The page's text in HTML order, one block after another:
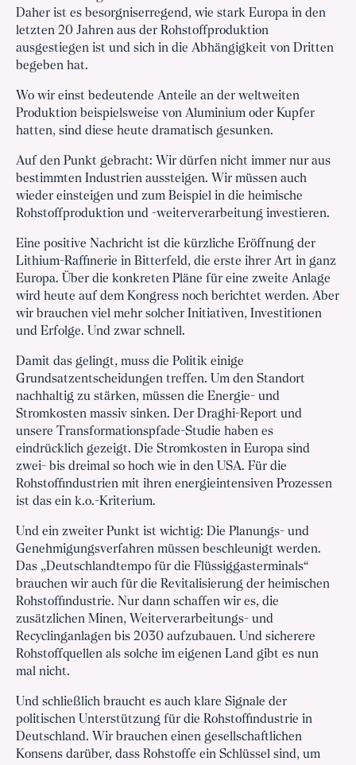
Daher ist es besorgniserregend, wie stark Europa in den
letzten 20 Jahren aus der Rohstoffproduktion
ausgestiegen ist und sich in die Abhängigkeit von Dritten
begeben hat.
Wo wir einst bedeutende Anteile an der weltweiten
Produktion beispielsweise von Aluminium oder Kupfer
hatten, sind diese heute dramatisch gesunken.
Auf den Punkt gebracht: Wir dürfen nicht immer nur aus
bestimmten Industrien aussteigen. Wir müssen auch
wieder einsteigen und zum Beispiel in die heimische
Rohstoffproduktion und -weiterverarbeitung investieren.
Eine positive Nachricht ist die kürzliche Eröffnung der
Lithium-Raffinerie in Bitterfeld, die erste ihrer Art in ganz
Europa. Über die konkreten Pläne für eine zweite Anlage
wird heute auf dem Kongress noch berichtet werden. Aber
wir brauchen viel mehr solcher Initiativen, Investitionen
und Erfolge. Und zwar schnell.
Damit das gelingt, muss die Politik einige
Grundsatzentscheidungen treffen. Um den Standort
nachhaltig zu stärken, müssen die Energie- und
Stromkosten massiv sinken. Der Draghi-Report und
unsere Transformationspfade-Studie haben es
eindrücklich gezeigt. Die Stromkosten in Europa sind
zwei- bis dreimal so hoch wie in den USA. Für die
Rohstoffindustrien mit ihren energieintensiven Prozessen
ist das ein k.o.-Kriterium.
Und ein zweiter Punkt ist wichtig: Die Planungs- und
Genehmigungsverfahren müssen beschleunigt werden.
Das „Deutschlandtempo für die Flüssiggasterminals“
brauchen wir auch für die Revitalisierung der heimischen
Rohstoffindustrie. Nur dann schaffen wir es, die
zusätzlichen Minen, Weiterverarbeitungs- und
Recyclinganlagen bis 2030 aufzubauen. Und sicherere
Rohstoffquellen als solche im eigenen Land gibt es nun
mal nicht.
Und schließlich braucht es auch klare Signale der
politischen Unterstützung für die Rohstoffindustrie in
Deutschland. Wir brauchen einen gesellschaftlichen
Konsens darüber, dass Rohstoffe ein Schlüssel sind, um